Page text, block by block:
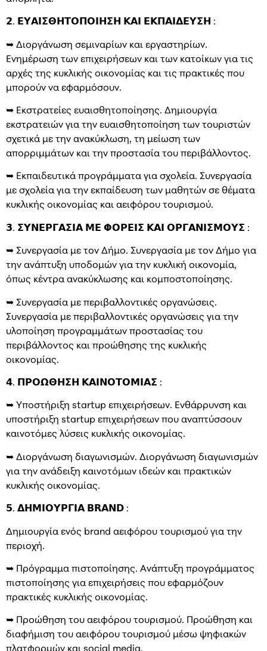
𝟮. 𝝚𝝪𝝖𝝞𝝨𝝝𝝜𝝩𝝤𝝥𝝤𝝞𝝜𝝨𝝜 𝝟𝝖𝝞 𝝚𝝟𝝥𝝖𝝞𝝙𝝚𝝪𝝨𝝜 :
➥ Διοργάνωση σεμιναρίων και εργαστηρίων.
Ενημέρωση των επιχειρήσεων και των κατοίκων για τις
αρχές της κυκλικής οικονομίας και τις πρακτικές που
μπορούν να εφαρμόσουν.
➥ Εκστρατείες ευαισθητοποίησης. Δημιουργία
εκστρατειών για την ευαισθητοποίηση των τουριστών
σχετικά με την ανακύκλωση, τη μείωση των
απορριμμάτων και την προστασία του περιβάλλοντος.
➥ Εκπαιδευτικά προγράμματα για σχολεία. Συνεργασία
με σχολεία για την εκπαίδευση των μαθητών σε θέματα
κυκλικής οικονομίας και αειφόρου τουρισμού.
𝟯. 𝝨𝝪𝝢𝝚𝝦𝝘𝝖𝝨𝝞𝝖 𝝡𝝚 𝝫𝝤𝝦𝝚𝝞𝝨 𝝟𝝖𝝞 𝝤𝝦𝝘𝝖𝝢𝝞𝝨𝝡𝝤𝝪𝝨 :
➥ Συνεργασία με τον Δήμο. Συνεργασία με τον Δήμο για
την ανάπτυξη υποδομών για την κυκλική οικονομία,
όπως κέντρα ανακύκλωσης και κομποστοποίησης.
➥ Συνεργασία με περιβαλλοντικές οργανώσεις.
Συνεργασία με περιβαλλοντικές οργανώσεις για την
υλοποίηση προγραμμάτων προστασίας του
περιβάλλοντος και προώθησης της κυκλικής
οικονομίας.
𝟰. 𝝥𝝦𝝤𝝮𝝝𝝜𝝨𝝜 𝝟𝝖𝝞𝝢𝝤𝝩𝝤𝝡𝝞𝝖𝝨 :
➥ Υποστήριξη startup επιχειρήσεων. Ενθάρρυνση και
υποστήριξη startup επιχειρήσεων που αναπτύσσουν
καινοτόμες λύσεις κυκλικής οικονομίας.
➥ Διοργάνωση διαγωνισμών. Διοργάνωση διαγωνισμών
για την ανάδειξη καινοτόμων ιδεών και πρακτικών
κυκλικής οικονομίας.
𝟱. 𝝙𝝜𝝡𝝞𝝤𝝪𝝦𝝘𝝞𝝖 𝗕𝗥𝗔𝗡𝗗 :
Δημιουργία ενός brand αειφόρου τουρισμού για την
περιοχή.
➥ Πρόγραμμα πιστοποίησης. Ανάπτυξη προγράμματος
πιστοποίησης για επιχειρήσεις που εφαρμόζουν
πρακτικές κυκλικής οικονομίας.
➥ Προώθηση του αειφόρου τουρισμού. Προώθηση και
διαφήμιση του αειφόρου τουρισμού μέσω ψηφιακών